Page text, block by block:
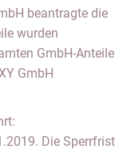
beantragte die
wurden
GmbH-Anteile
GmbH
Die Sperrfrist